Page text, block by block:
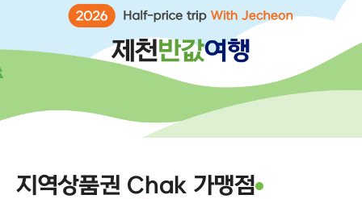
지역상품권 Chak 가맹점